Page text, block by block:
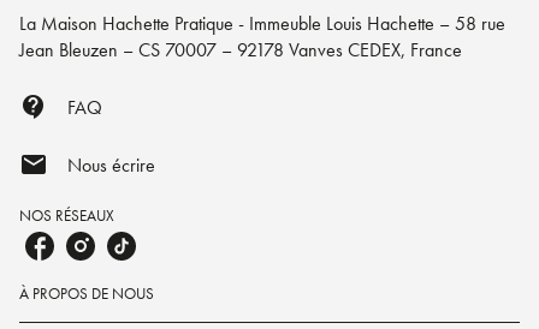
La Maison Hachette Pratique - Immeuble Louis Hachette – 58 rue
Jean Bleuzen – CS 70007 – 92178 Vanves CEDEX, France
contact_support FAQ
mail Nous écrire
NOS RÉSEAUX
À PROPOS DE NOUS